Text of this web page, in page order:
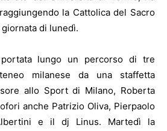
la Cattolica del Sacro
di lunedì.
lungo un percorso di tre
milanese da una staffetta
allo Sport di Milano, Roberta
anche Patrizio Oliva, Pierpaolo
e il dj Linus. Martedì la